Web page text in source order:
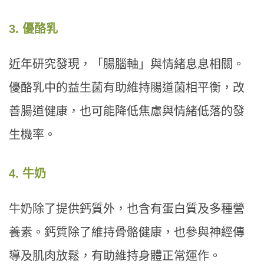
3. 優酪乳
近年研究發現，「腸腦軸」與情緒息息相關。
優酪乳中的益生菌有助維持腸道菌相平衡，改
善腸道健康，也可能降低焦慮與情緒低落的發
生機率。
4. 牛奶
牛奶除了提供鈣質外，也含有蛋白質及多種營
養素。鈣質除了維持骨骼健康，也參與神經傳
導及肌肉放鬆，有助維持身體正常運作。